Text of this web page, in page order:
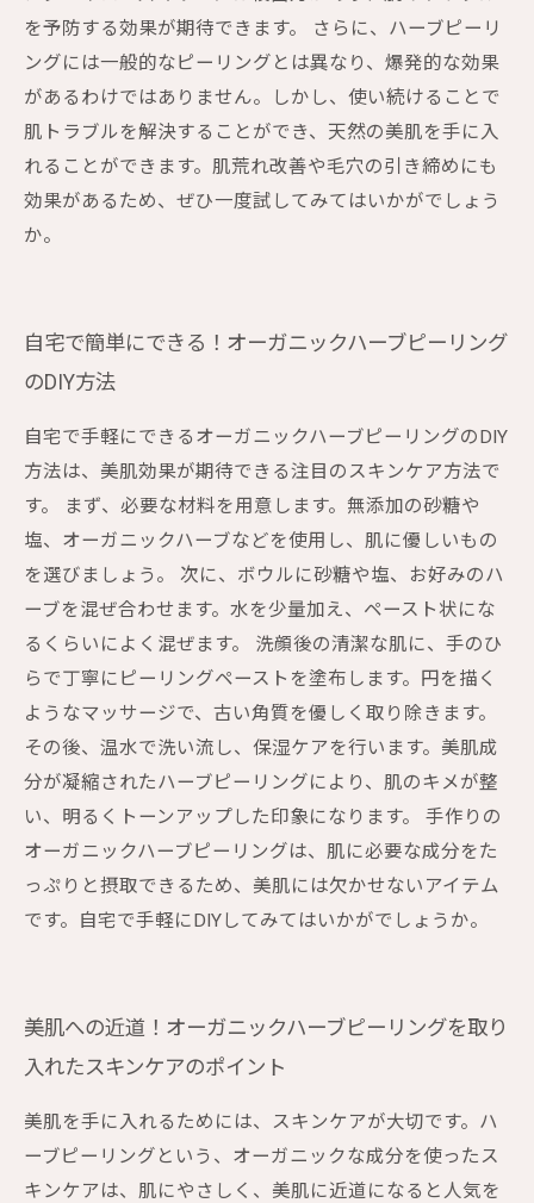
を予防する効果が期待できます。 さらに、ハーブピーリ
ングには一般的なピーリングとは異なり、爆発的な効果
があるわけではありません。しかし、使い続けることで
肌トラブルを解決することができ、天然の美肌を手に入
れることができます。肌荒れ改善や毛穴の引き締めにも
効果があるため、ぜひ一度試してみてはいかがでしょう
か。
自宅で簡単にできる！オーガニックハーブピーリング
のDIY方法
自宅で手軽にできるオーガニックハーブピーリングのDIY
方法は、美肌効果が期待できる注目のスキンケア方法で
す。 まず、必要な材料を用意します。無添加の砂糖や
塩、オーガニックハーブなどを使用し、肌に優しいもの
を選びましょう。 次に、ボウルに砂糖や塩、お好みのハ
ーブを混ぜ合わせます。水を少量加え、ペースト状にな
るくらいによく混ぜます。 洗顔後の清潔な肌に、手のひ
らで丁寧にピーリングペーストを塗布します。円を描く
ようなマッサージで、古い角質を優しく取り除きます。
その後、温水で洗い流し、保湿ケアを行います。美肌成
分が凝縮されたハーブピーリングにより、肌のキメが整
い、明るくトーンアップした印象になります。 手作りの
オーガニックハーブピーリングは、肌に必要な成分をた
っぷりと摂取できるため、美肌には欠かせないアイテム
です。自宅で手軽にDIYしてみてはいかがでしょうか。
美肌への近道！オーガニックハーブピーリングを取り
入れたスキンケアのポイント
美肌を手に入れるためには、スキンケアが大切です。ハ
ーブピーリングという、オーガニックな成分を使ったス
キンケアは、肌にやさしく、美肌に近道になると人気を